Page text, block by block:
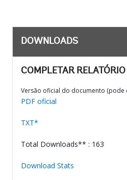
DOWNLOADS
COMPLETAR RELATÓRIO
Versão oficial do documento (pode
PDF oficial
TXT*
Total Downloads** : 163
Download Stats